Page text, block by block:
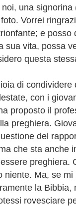
una
Vorrei
e posso
sua vita, possa
questa
di condividere
con i
proposto il
preghiera.
del
che sta anche
preghiera.
niente. Ma, se
la Bibbia,
rovesciare